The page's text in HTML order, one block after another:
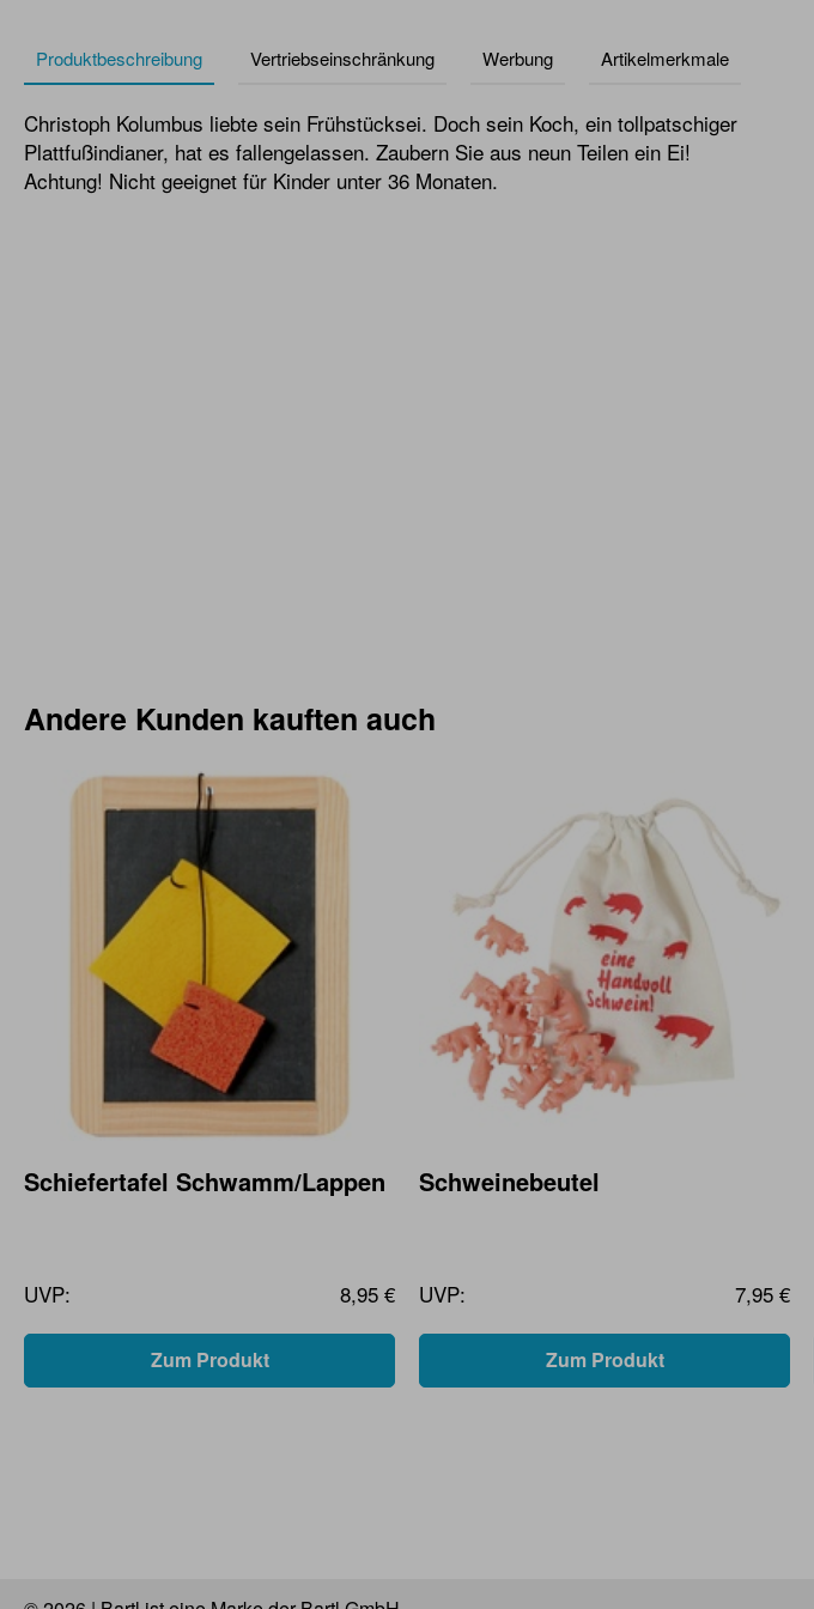
Produktbeschreibung Vertriebseinschränkung Werbung Artikelmerkmale
Christoph Kolumbus liebte sein Frühstücksei. Doch sein Koch, ein tollpatschiger
Plattfußindianer, hat es fallengelassen. Zaubern Sie aus neun Teilen ein Ei!
Achtung! Nicht geeignet für Kinder unter 36 Monaten.
Andere Kunden kauften auch
Schiefertafel Schwamm/Lappen
UVP: 8,95 €
Zum Produkt
Schweinebeutel
UVP: 7,95 €
Zum Produkt